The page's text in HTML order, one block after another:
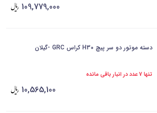
109,779,000
دسته موتور دو سر پیچ H30 کراس GRC -گیلان
تنها 7 عدد در انبار باقی مانده
10,565,100